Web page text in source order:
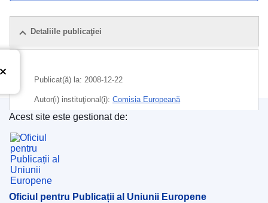
Detaliile publicaţiei
Publicat(ă) la: 2008-12-22
Autor(i) instituţional(i): Comisia Europeană
alimentară
,
siguranță alimentară
CELEX : 32008L0128
ELI :dir/2008/128/oj
Oficiul pentru Publicații al Uniunii Europene
Acest site este gestionat de:
Oficiul pentru Publicații al Uniunii Europene